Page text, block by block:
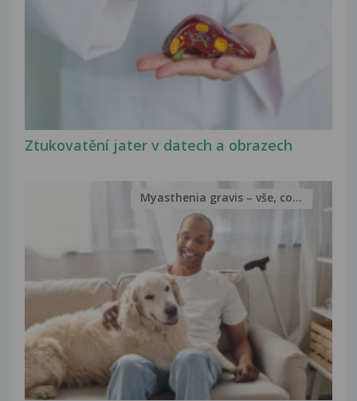
Ztukovatění jater v datech a obrazech
Myasthenia gravis – vše, co...